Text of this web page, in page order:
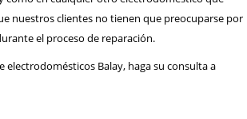
nuestros clientes no tienen que preocuparse por
el proceso de reparación.
electrodomésticos Balay, haga su consulta a